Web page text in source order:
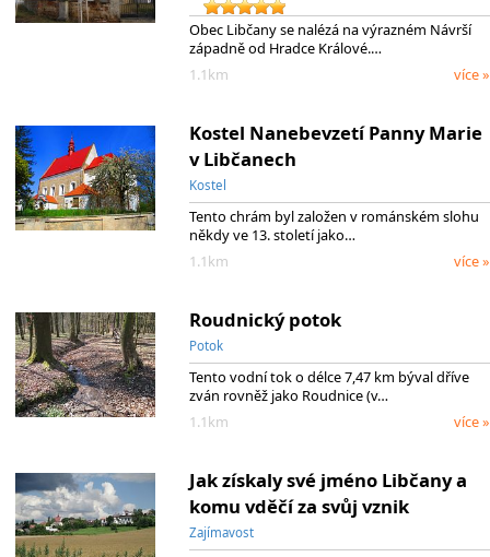
Obec Libčany se nalézá na výrazném Návrší
západně od Hradce Králové.…
1.1km
více »
Kostel Nanebevzetí Panny Marie
v Libčanech
Kostel
Tento chrám byl založen v románském slohu
někdy ve 13. století jako…
1.1km
více »
Roudnický potok
Potok
Tento vodní tok o délce 7,47 km býval dříve
zván rovněž jako Roudnice (v…
1.1km
více »
Jak získaly své jméno Libčany a
komu vděčí za svůj vznik
Zajímavost